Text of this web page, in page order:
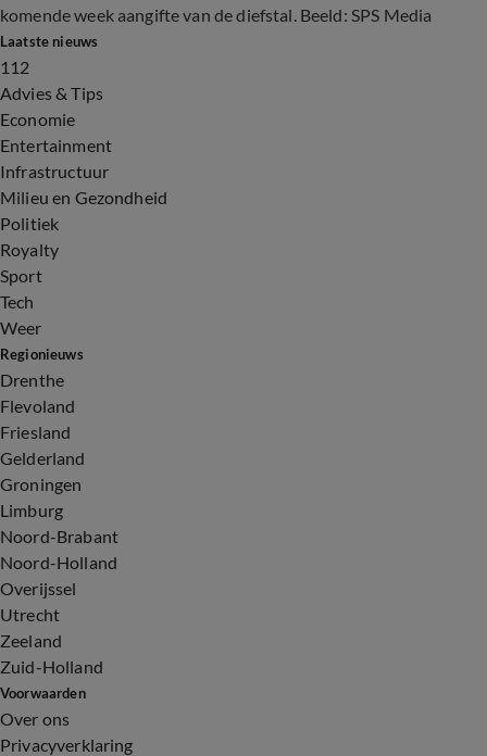
komende week aangifte van de diefstal. Beeld: SPS Media
Laatste nieuws
112
Advies & Tips
Economie
Entertainment
Infrastructuur
Milieu en Gezondheid
Politiek
Royalty
Sport
Tech
Weer
Regionieuws
Drenthe
Flevoland
Friesland
Gelderland
Groningen
Limburg
Noord-Brabant
Noord-Holland
Overijssel
Utrecht
Zeeland
Zuid-Holland
Voorwaarden
Over ons
Privacyverklaring